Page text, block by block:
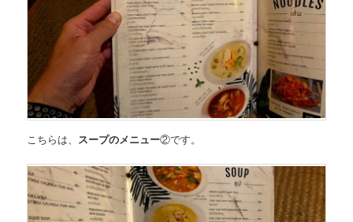
こちらは、 スープのメニュー②です。